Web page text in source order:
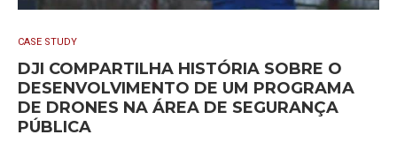
CASE STUDY
DJI COMPARTILHA HISTÓRIA SOBRE O
DESENVOLVIMENTO DE UM PROGRAMA
DE DRONES NA ÁREA DE SEGURANÇA
PÚBLICA